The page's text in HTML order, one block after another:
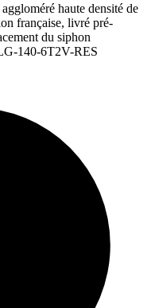
haute densité de
française, livré pré-
du siphon
140-6T2V-RES